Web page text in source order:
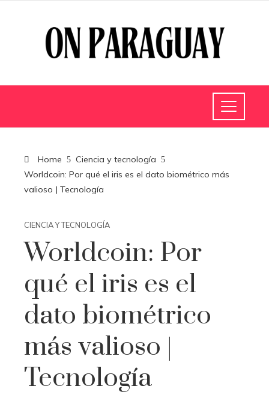
Home
Ciencia y tecnología
Worldcoin: Por qué el iris es el dato biométrico más
valioso | Tecnología
CIENCIA Y TECNOLOGÍA
Worldcoin: Por
qué el iris es el
dato biométrico
más valioso |
Tecnología